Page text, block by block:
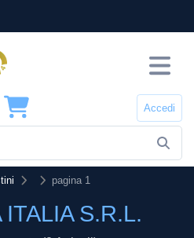
Accedi
pagina 1
ITALIA S.R.L.